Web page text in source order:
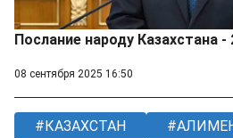
Послание народу Казахстана
08 сентября 2025 16:50
КАЗАХСТАН